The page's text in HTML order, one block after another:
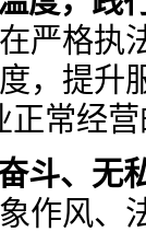
严格执
，提升
正常经
斗、无
作风、